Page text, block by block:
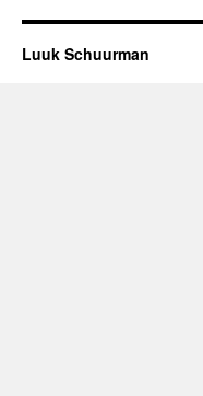
Luuk Schuurman